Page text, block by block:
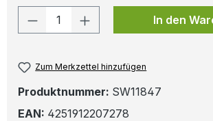
Produkt Anzahl: Gib den
In den
Zum Merkzettel hinzufügen
Produktnummer: SW11847
EAN: 4251912207278